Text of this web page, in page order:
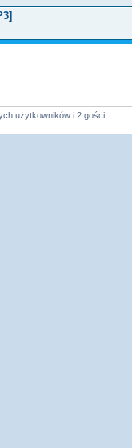
użytkowników i 2 gości